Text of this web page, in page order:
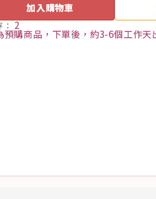
加入購物車
2
預購商品，下單後，約3-6個工作天